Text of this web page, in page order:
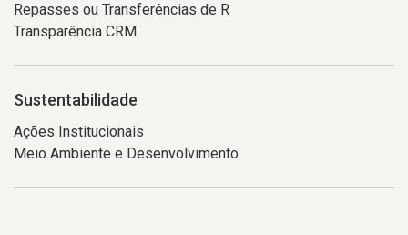
Repasses ou Transferências de R
Transparência CRM
Sustentabilidade
Ações Institucionais
Meio Ambiente e Desenvolvimento